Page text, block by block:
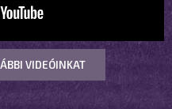
VIDEÓINKAT